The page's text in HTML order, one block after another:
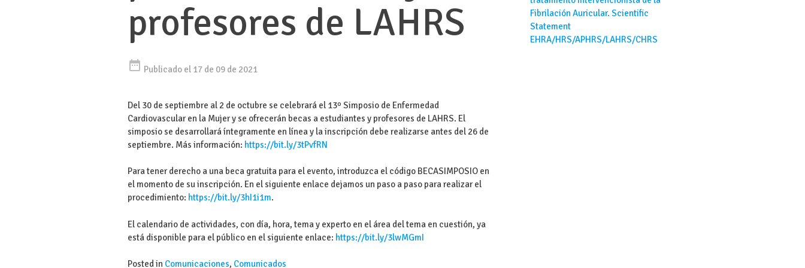
profesores de LAHRS
date_range Publicado el 17 de 09 de 2021
Del 30 de septiembre al 2 de octubre se celebrará el 13º Simposio de Enfermedad
Cardiovascular en la Mujer y se ofrecerán becas a estudiantes y profesores de LAHRS. El
simposio se desarrollará íntegramente en línea y la inscripción debe realizarse antes del 26 de
septiembre. Más información: https://bit.ly/3tPvfRN
Para tener derecho a una beca gratuita para el evento, introduzca el código BECASIMPOSIO en
el momento de su inscripción. En el siguiente enlace dejamos un paso a paso para realizar el
procedimiento: https://bit.ly/3hI1i1m.
El calendario de actividades, con día, hora, tema y experto en el área del tema en cuestión, ya
está disponible para el público en el siguiente enlace: https://bit.ly/3lwMGmI
Posted in Comunicaciones, Comunicados
Fibrilación Auricular. Scientific
Statement
EHRA/HRS/APHRS/LAHRS/CHRS